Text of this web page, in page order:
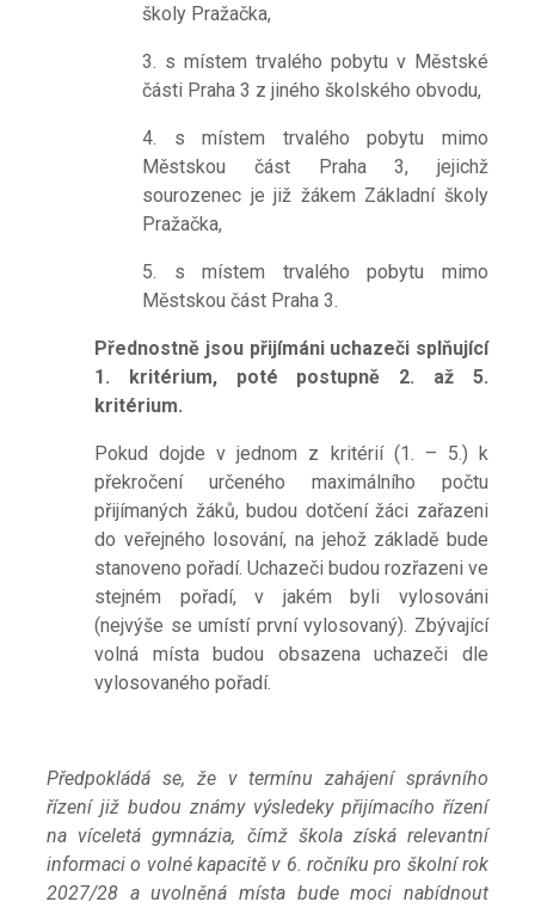
školy Pražačka,
3. s místem trvalého pobytu v Městské
části Praha 3 z jiného školského obvodu,
4. s místem trvalého pobytu mimo
Městskou část Praha 3, jejichž
sourozenec je již žákem Základní školy
Pražačka,
5. s místem trvalého pobytu mimo
Městskou část Praha 3.
Přednostně jsou přijímáni uchazeči splňující
1. kritérium, poté postupně 2. až 5.
kritérium.
Pokud dojde v jednom z kritérií (1. – 5.) k
překročení určeného maximálního počtu
přijímaných žáků, budou dotčení žáci zařazeni
do veřejného losování, na jehož základě bude
stanoveno pořadí. Uchazeči budou rozřazeni ve
stejném pořadí, v jakém byli vylosováni
(nejvýše se umístí první vylosovaný). Zbývající
volná místa budou obsazena uchazeči dle
vylosovaného pořadí.
Předpokládá se, že v termínu zahájení správního
řízení již budou známy výsledeky přijímacího řízení
na víceletá gymnázia, čímž škola získá relevantní
informaci o volné kapacitě v 6. ročníku pro školní rok
2027/28 a uvolněná místa bude moci nabídnout